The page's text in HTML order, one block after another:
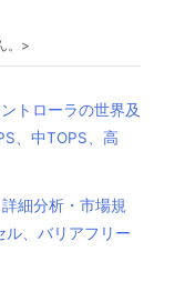
。>
トローラの世界及
、中TOPS、高
細分析・市場規
、バリアフリー